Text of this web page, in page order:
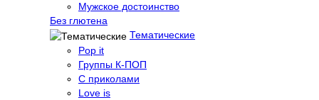
Мужское достоинство
Без глютена
Тематические
Pop it
Группы К-ПОП
С приколами
Love is